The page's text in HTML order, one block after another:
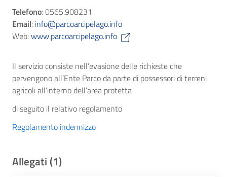
Telefono: 0565.908231
Email: info@parcoarcipelago.info
Web:www.parcoarcipelago.info
Il servizio consiste nell’evasione delle richieste che
pervengono all’Ente Parco da parte di possessori di terreni
agricoli all’interno dell’area protetta
di seguito il relativo regolamento
Regolamento indennizzo
Allegati (1)